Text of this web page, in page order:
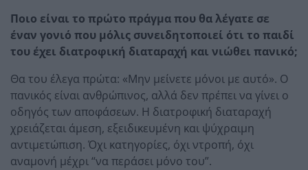
Ποιο είναι το πρώτο πράγμα που θα λέγατε σε
έναν γονιό που μόλις συνειδητοποιεί ότι το παιδί
του έχει διατροφική διαταραχή και νιώθει πανικό;
Θα του έλεγα πρώτα: «Μην μείνετε μόνοι με αυτό». Ο
πανικός είναι ανθρώπινος, αλλά δεν πρέπει να γίνει ο
οδηγός των αποφάσεων. Η διατροφική διαταραχή
χρειάζεται άμεση, εξειδικευμένη και ψύχραιμη
αντιμετώπιση. Όχι κατηγορίες, όχι ντροπή, όχι
αναμονή μέχρι “να περάσει μόνο του”.